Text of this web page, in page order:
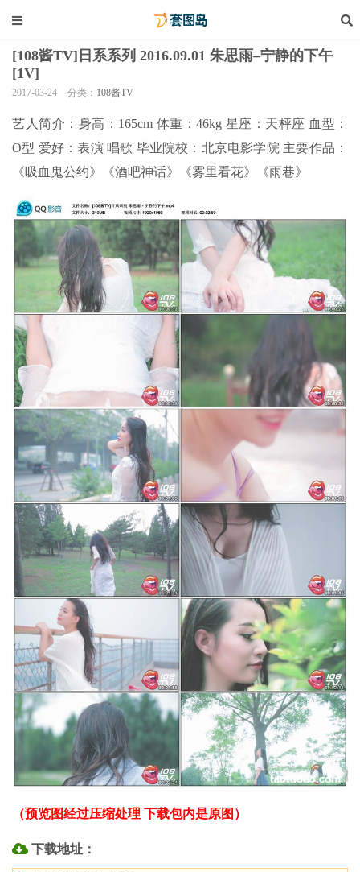
[108酱TV]日系系列 2016.09.01 朱思雨–宁静的下午
[1V]
2017-03-24 分类： 108酱TV
艺人简介：身高：165cm 体重：46kg 星座：天枰座 血型：
O型 爱好：表演 唱歌 毕业院校：北京电影学院 主要作品：
《吸血鬼公约》《酒吧神话》《雾里看花》《雨巷》
（预览图经过压缩处理 下载包内是原图）
下载地址：